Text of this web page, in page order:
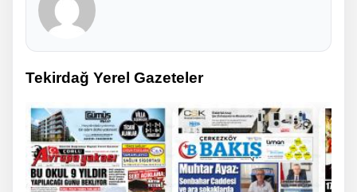
Tekirdağ Yerel Gazeteler